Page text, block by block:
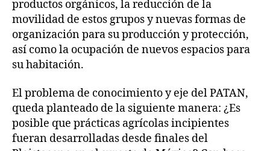
productos orgánicos, la reducción de la
movilidad de estos grupos y nuevas formas de
organización para su producción y protección,
así como la ocupación de nuevos espacios para
su habitación.
El problema de conocimiento y eje del PATAN,
queda planteado de la siguiente manera: ¿Es
posible que prácticas agrícolas incipientes
fueran desarrolladas desde finales del